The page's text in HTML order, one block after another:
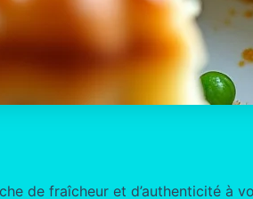
de fraîcheur et d’authenticité à